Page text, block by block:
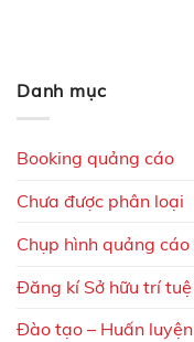
Danh mục
Booking quảng cáo
Chưa được phân loại
Chụp hình quảng cáo
Đăng kí Sở hữu trí tuệ
Đào tạo – Huấn luyện